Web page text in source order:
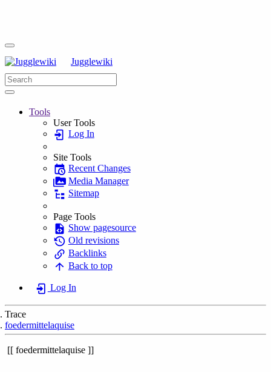
Jugglewiki
Tools
User Tools
Log In
Site Tools
Recent Changes
Media Manager
Sitemap
Page Tools
Show pagesource
Old revisions
Backlinks
Back to top
Log In
Trace
foedermittelaquise
foedermittelaquise